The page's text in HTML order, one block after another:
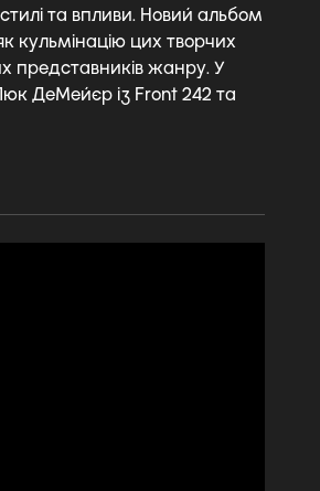
та впливи. Новий альбом
кульмінацію цих творчих
представників жанру. У
ДеМейєр із Front 242 та